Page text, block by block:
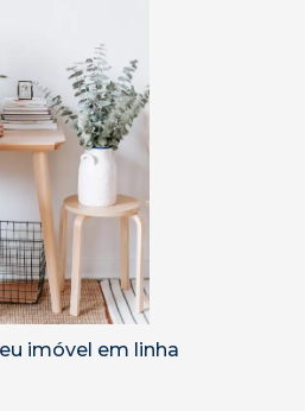
imóvel em linha